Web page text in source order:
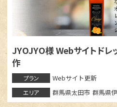
ウルトラプリント
各種デザイン
ロゴマーク 名刺 / カード
メール
江戸川区
練馬
千代田区
群馬県
伊勢崎市
前橋市
邑楽
北群馬郡吉岡町
JYOJYO様 Webサイトドレ
作
プラン Webサイト更新
エリア 群馬県太田市 群馬県